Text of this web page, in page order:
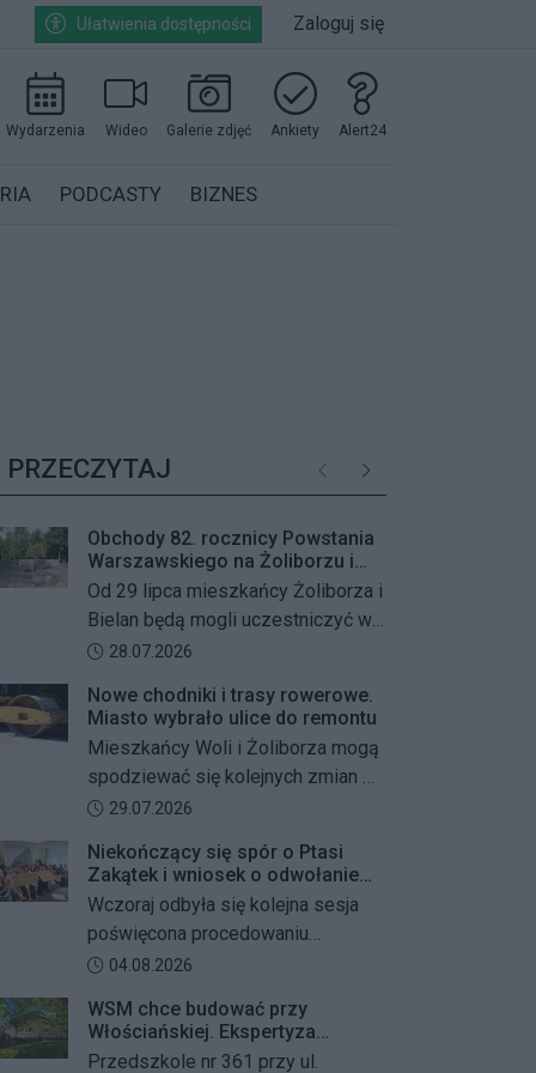
Ułatwienia dostępności Zaloguj się
Wydarzenia Wideo Galerie zdjęć Ankiety Alert24
PODCASTY BIZNES
PRZECZYTAJ PoprzednieNastępne
Obchody 82. rocznicy Powstania
Warszawskiego na Żoliborzu i
Bielanach
Od 29 lipca mieszkańcy Żoliborza i
Bielan będą mogli uczestniczyć w
szeregu kolejnych wydarzeń
Powstania Warszawskiego oraz
żołnierzy Armii Krajowej Obwodu
„Żywiciel”. W programie znalazły
się akcje porządkowania miejsc
pamięci, uroczystości patriotyczne,
spotkania z powstańcami oraz
wspólne oddanie hołdu bohaterom
Data dodania artykułu:
28.07.2026
Nowe chodniki i trasy rowerowe.
Miasto wybrało ulice do remontu
Mieszkańcy Woli i Żoliborza mogą
spodziewać się kolejnych zmian w
miejskiej przestrzeni. Warszawa
dróg dla rowerów na kilku ważnych
ulicach obu dzielnic. Wykonawcy
mają zostać wybrani w przetargu, a
wszystkie prace mają zakończyć
się jeszcze w tym roku.
Data dodania artykułu:
29.07.2026
Niekończący się spór o Ptasi
Zakątek i wniosek o odwołanie
przewodniczącego Rady
Dzielnicy
Wczoraj odbyła się kolejna sesja
poświęcona procedowaniu
obywatelskiego projektu uchwały
zaniechania budowy zespołu
przedszkolno-żłobkowego przy ul.
Data dodania artykułu:
04.08.2026
WSM chce budować przy
Włościańskiej. Ekspertyza
wykazała problemy z gruntem
Przedszkole nr 361 przy ul.